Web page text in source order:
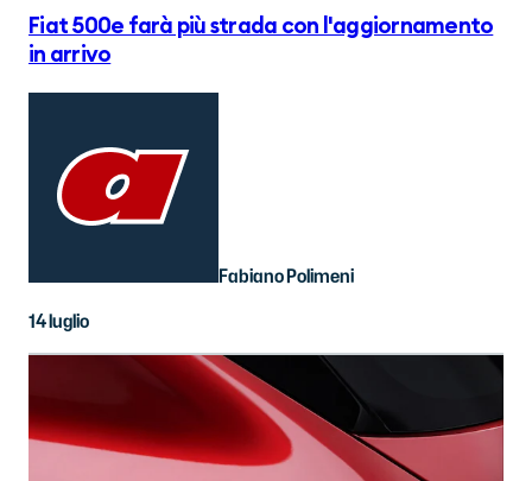
Fiat 500e farà più strada con l'aggiornamento
in arrivo
Fabiano Polimeni
14 luglio